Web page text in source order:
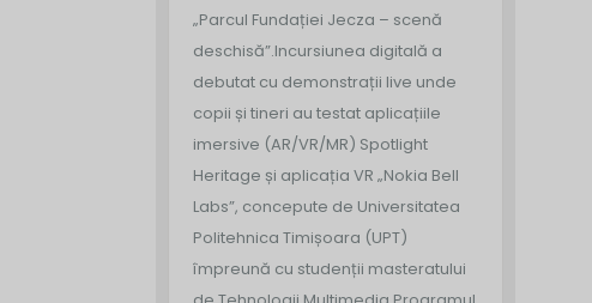
„Parcul Fundației Jecza – scenă
deschisă”.Incursiunea digitală a
debutat cu demonstrații live unde
copii și tineri au testat aplicațiile
imersive (AR/VR/MR) Spotlight
Heritage și aplicația VR „Nokia Bell
Labs”, concepute de Universitatea
Politehnica Timișoara (UPT)
împreună cu studenții masteratului